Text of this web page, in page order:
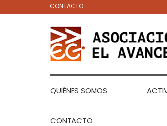
CONTACTO
QUIÉNES SOMOS
CONTACTO